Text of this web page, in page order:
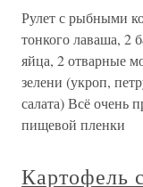
Рулет с рыбными
тонкого лаваша, 2
яйца, 2 отварные
зелени (укроп,
салата) Всё очень
пищевой пленки
Картофель